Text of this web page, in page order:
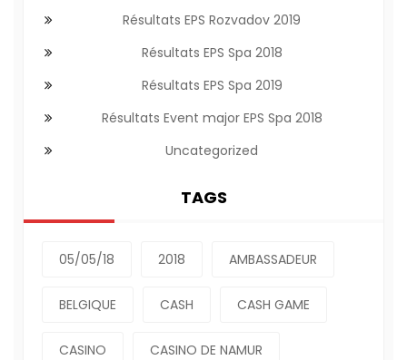
Résultats EPS Rozvadov 2019
Résultats EPS Spa 2018
Résultats EPS Spa 2019
Résultats Event major EPS Spa 2018
Uncategorized
TAGS
05/05/18 2018 AMBASSADEUR
BELGIQUE CASH CASH GAME
CASINO CASINO DE NAMUR